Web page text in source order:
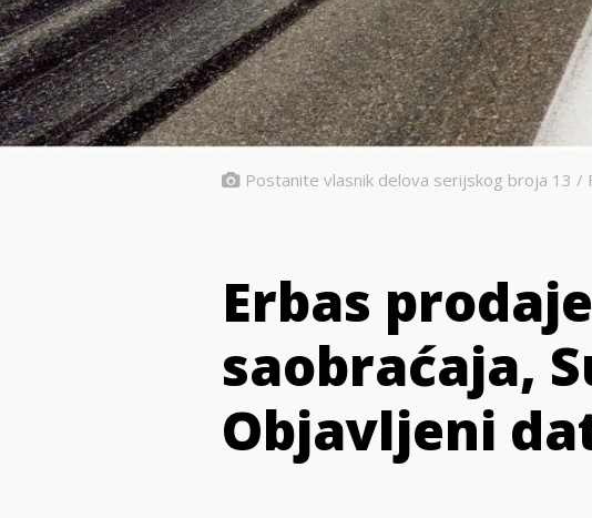
Postanite vlasnik delova serijskog broja 13 /
Erbas
saobraćaja,
Objavljeni